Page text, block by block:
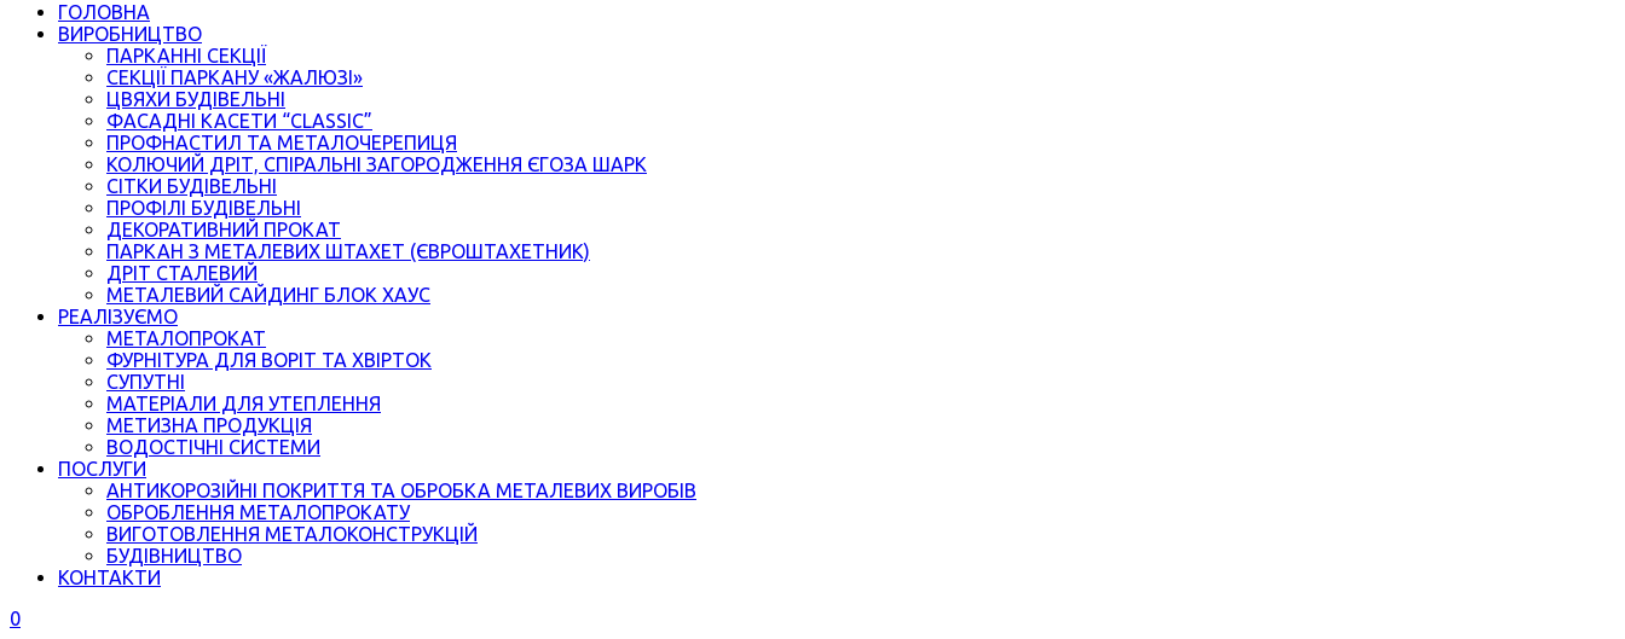
ГОЛОВНА
ВИРОБНИЦТВО
ПАРКАННІ СЕКЦІЇ
СЕКЦІЇ ПАРКАНУ «ЖАЛЮЗІ»
ЦВЯХИ БУДІВЕЛЬНІ
ФАСАДНІ КАСЕТИ “CLASSIC”
ПРОФНАСТИЛ ТА МЕТАЛОЧЕРЕПИЦЯ
КОЛЮЧИЙ ДРІТ, СПІРАЛЬНІ ЗАГОРОДЖЕННЯ ЄГОЗА ШАРК
СІТКИ БУДІВЕЛЬНІ
ПРОФІЛІ БУДІВЕЛЬНІ
ДЕКОРАТИВНИЙ ПРОКАТ
ПАРКАН З МЕТАЛЕВИХ ШТАХЕТ (ЄВРОШТАХЕТНИК)
ДРІТ СТАЛЕВИЙ
МЕТАЛЕВИЙ САЙДИНГ БЛОК ХАУС
РЕАЛІЗУЄМО
МЕТАЛОПРОКАТ
ФУРНІТУРА ДЛЯ ВОРІТ ТА ХВІРТОК
СУПУТНІ
МАТЕРІАЛИ ДЛЯ УТЕПЛЕННЯ
МЕТИЗНА ПРОДУКЦІЯ
ВОДОСТІЧНІ СИСТЕМИ
ПОСЛУГИ
АНТИКОРОЗІЙНІ ПОКРИТТЯ ТА ОБРОБКА МЕТАЛЕВИХ ВИРОБІВ
ОБРОБЛЕННЯ МЕТАЛОПРОКАТУ
ВИГОТОВЛЕННЯ МЕТАЛОКОНСТРУКЦІЙ
БУДІВНИЦТВО
КОНТАКТИ
0